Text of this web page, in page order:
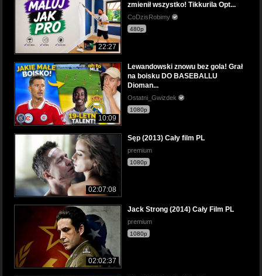
22:27
zmienił wszystko! Tikkurila Opt...
CoDzisRobimy
480p
10:09
Lewandowski znowu bez gola! Grał
na boisku DO BASEBALLU
Dioman...
Ostatni_Gwizdek
1080p
02:07:08
Sęp (2013) Cały film PL
premium
1080p
02:02:37
Jack Strong (2014) Cały Film PL
premium
1080p